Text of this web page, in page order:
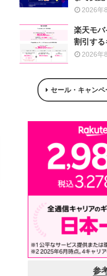
2026年
楽天モ
割引する
2026年
セール・キャン
参